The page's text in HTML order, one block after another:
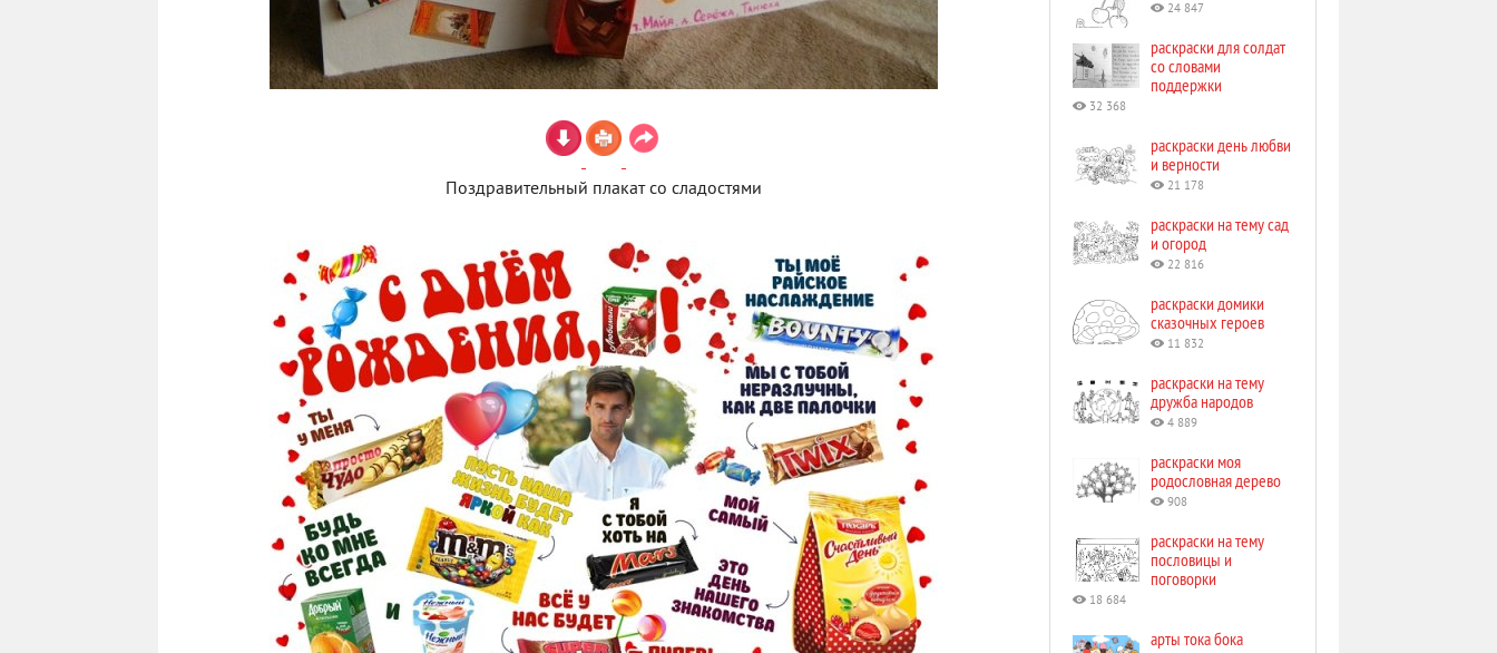
Поздравительный плакат со сладостями
24 847
раскраски для солдат
со словами
поддержки
32 368
раскраски день любви
и верности
21 178
раскраски на тему сад
и огород
22 816
раскраски домики
сказочных героев
11 832
раскраски на тему
дружба народов
4 889
раскраски моя
родословная дерево
908
раскраски на тему
пословицы и
поговорки
18 684
арты тока бока